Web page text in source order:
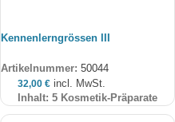
Kennenlerngrössen III
Artikelnummer: 50044
32,00 € incl. MwSt.
Inhalt: 5 Kosmetik-Präparate